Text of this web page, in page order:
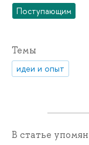
Поступающим
Темы
идеи и опыт
В статье